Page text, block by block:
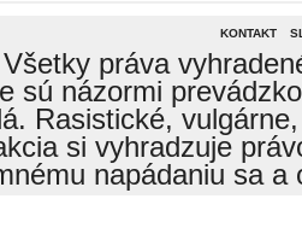
KONTAKT
práva
sú názormi
Rasistické,
si vyhradzuje
napádaniu sa